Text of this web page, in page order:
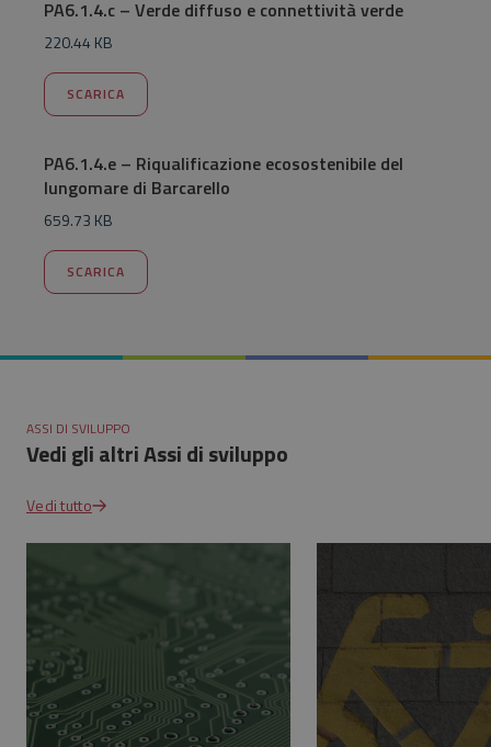
PA6.1.4.c – Verde diffuso e connettività verde
220.44 KB
SCARICA
PA6.1.4.e – Riqualificazione ecosostenibile del
lungomare di Barcarello
659.73 KB
SCARICA
ASSI DI SVILUPPO
Vedi gli altri Assi di sviluppo
Vedi tutto